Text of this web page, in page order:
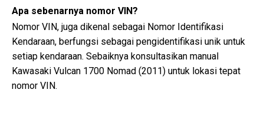
Apa sebenarnya nomor VIN?
Nomor VIN, juga dikenal sebagai Nomor Identifikasi
Kendaraan, berfungsi sebagai pengidentifikasi unik untuk
setiap kendaraan. Sebaiknya konsultasikan manual
Kawasaki Vulcan 1700 Nomad (2011) untuk lokasi tepat
nomor VIN.